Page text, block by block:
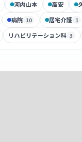
河内山本 高安
病院 10 居宅介護 1
リハビリテーション科 3